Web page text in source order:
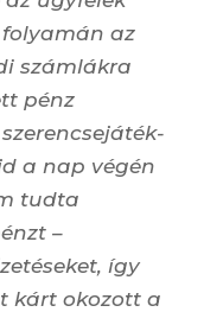
az
számlákra
pénz
a nap végén
tudta
–
így
kárt okozott a